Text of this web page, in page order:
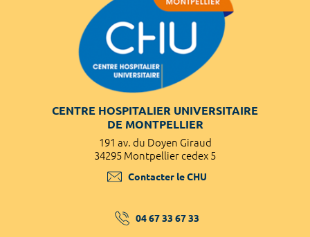
CENTRE HOSPITALIER UNIVERSITAIRE
DE MONTPELLIER
191 av. du Doyen Giraud
34295 Montpellier cedex 5
Contacter le CHU
04 67 33 67 33